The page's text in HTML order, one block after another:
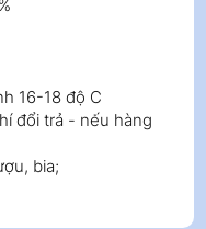
16-18 độ C
đổi trả - nếu hàng
bia;